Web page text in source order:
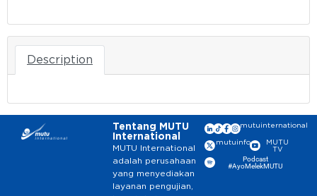
Description
Tentang MUTU
International
MUTU International
adalah perusahaan
yang menyediakan
layanan pengujian,
mutuinternational
mutuinfo
MUTU
TV
Podcast
#AyoMelekMUTU